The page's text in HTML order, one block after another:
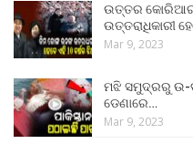
ଉତ୍ତର
ଉତ୍ତରାଧିକାରୀ
Mar 9, 2023
ମଝି ସମୁଦ୍ରରୁ ଉ-
ଡେଣାରେ…
Mar 9, 2023